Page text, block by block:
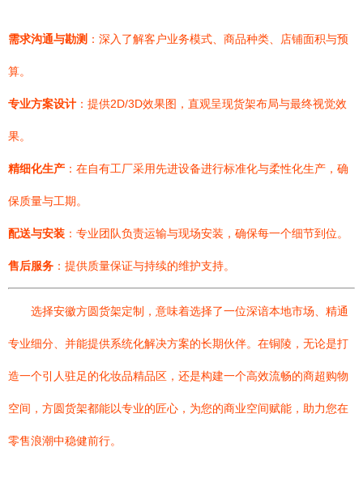
需求沟通与勘测 ：深入了解客户业务模式、商品种类、店铺面积与预
算。
专业方案设计 ：提供2D/3D效果图，直观呈现货架布局与最终视觉效
果。
精细化生产 ：在自有工厂采用先进设备进行标准化与柔性化生产，确
保质量与工期。
配送与安装 ：专业团队负责运输与现场安装，确保每一个细节到位。
售后服务 ：提供质量保证与持续的维护支持。
选择安徽方圆货架定制，意味着选择了一位深谙本地市场、精通
专业细分、并能提供系统化解决方案的长期伙伴。在铜陵，无论是打
造一个引人驻足的化妆品精品区，还是构建一个高效流畅的商超购物
空间，方圆货架都能以专业的匠心，为您的商业空间赋能，助力您在
零售浪潮中稳健前行。